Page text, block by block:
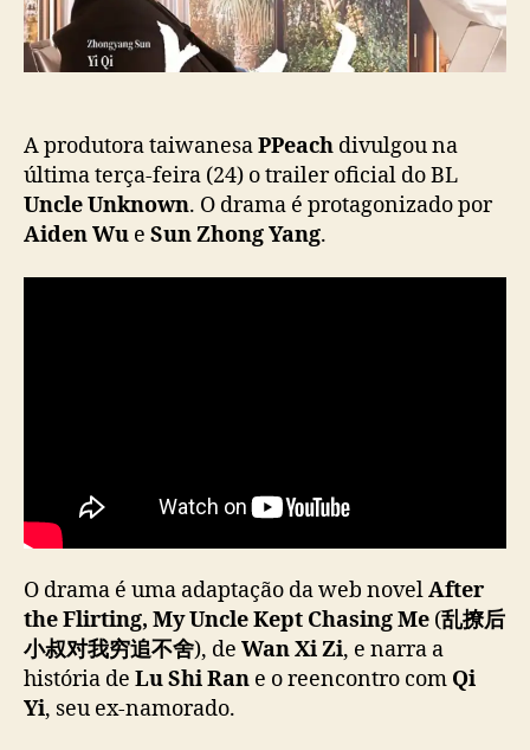
ç
ã
m
e
t
u
e
b
r
r
U
n
c
e
A produtora taiwanesaPPeach divulgou na
última terça-feira (24) o trailer oficial do BL
Uncle Unknown. O drama é protagonizado por
Aiden Wu e Sun Zhong Yang.
O drama é uma adaptação da web novelAfter
the Flirting, My Uncle Kept Chasing Me (乱撩后
小叔对我穷追不舍), de Wan Xi Zi, e narra a
história de Lu Shi Ran e o reencontro com Qi
Yi, seu ex-namorado.